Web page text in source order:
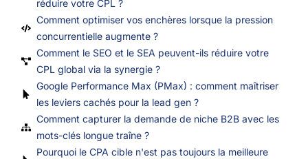
réduire votre CPL ?
Comment optimiser vos enchères lorsque la pression
concurrentielle augmente ?
Comment le SEO et le SEA peuvent-ils réduire votre
CPL global via la synergie ?
Google Performance Max (PMax) : comment maîtriser
les leviers cachés pour la lead gen ?
Comment capturer la demande de niche B2B avec les
mots-clés longue traîne ?
Pourquoi le CPA cible n'est pas toujours la meilleure